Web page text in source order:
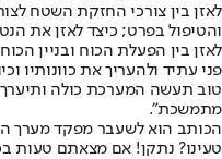
לאזן בין צורכי החזקת השטח
והטיפול בפרט; כיצד לאזן את
לאזן בין הפעלת הכוח ובניין
פני עתיד ולהעריך את כוונותיו
טוב תעשה המערכת כולה
מתמשכת".
הכותב הוא לשעבר מפקד מערך
טעינו? נתקן! אם מצאתם טעות